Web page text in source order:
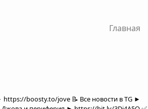
Главная
boosty.to/jove 📝 Все новости в TG ►